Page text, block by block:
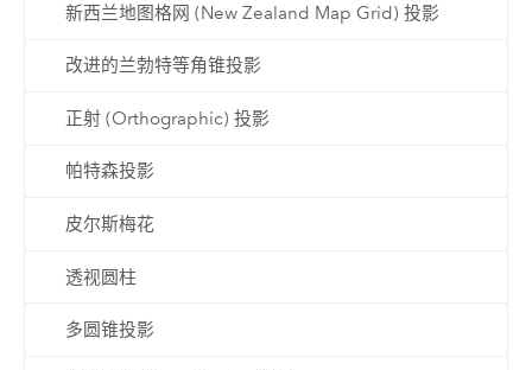
新西兰地图格网 (New Zealand Map Grid) 投影
改进的兰勃特等角锥投影
正射 (Orthographic) 投影
帕特森投影
皮尔斯梅花
透视圆柱
多圆锥投影